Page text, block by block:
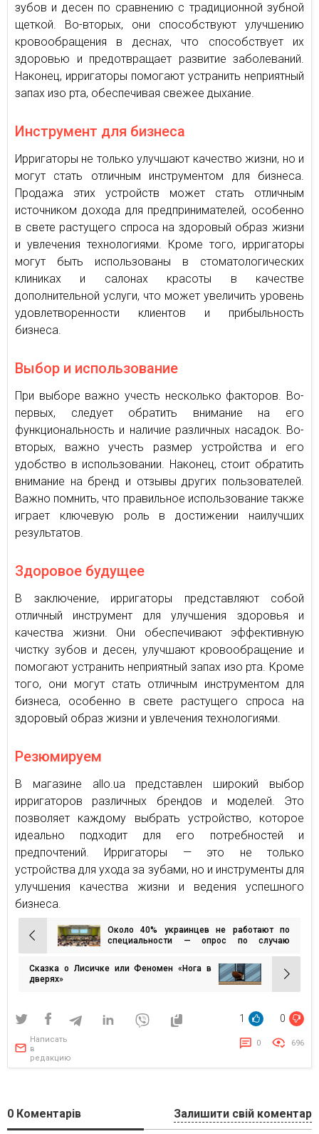
зубов и десен по сравнению с традиционной зубной
щеткой. Во-вторых, они способствуют улучшению
кровообращения в деснах, что способствует их
здоровью и предотвращает развитие заболеваний.
Наконец, ирригаторы помогают устранить неприятный
запах изо рта, обеспечивая свежее дыхание.
Инструмент для бизнеса
Ирригаторы не только улучшают качество жизни, но и
могут стать отличным инструментом для бизнеса.
Продажа этих устройств может стать отличным
источником дохода для предпринимателей, особенно
в свете растущего спроса на здоровый образ жизни
и увлечения технологиями. Кроме того, ирригаторы
могут быть использованы в стоматологических
клиниках и салонах красоты в качестве
дополнительной услуги, что может увеличить уровень
удовлетворенности клиентов и прибыльность
бизнеса.
Выбор и использование
При выборе важно учесть несколько факторов. Во-
первых, следует обратить внимание на его
функциональность и наличие различных насадок. Во-
вторых, важно учесть размер устройства и его
удобство в использовании. Наконец, стоит обратить
внимание на бренд и отзывы других пользователей.
Важно помнить, что правильное использование также
играет ключевую роль в достижении наилучших
результатов.
Здоровое будущее
В заключение, ирригаторы представляют собой
отличный инструмент для улучшения здоровья и
качества жизни. Они обеспечивают эффективную
чистку зубов и десен, улучшают кровообращение и
помогают устранить неприятный запах изо рта. Кроме
того, они могут стать отличным инструментом для
бизнеса, особенно в свете растущего спроса на
здоровый образ жизни и увлечения технологиями.
Резюмируем
В магазине allo.ua представлен широкий выбор
ирригаторов различных брендов и моделей. Это
позволяет каждому выбрать устройство, которое
идеально подходит для его потребностей и
предпочтений. Ирригаторы — это не только
устройства для ухода за зубами, но и инструменты для
улучшения качества жизни и ведения успешного
бизнеса.
Навигация
по
записям
Около 40% украинцев не работают по
специальности — опрос по случаю
Сказка о Лисичке или Феномен «Нога в
дверях»
1 0
Написать
в
редакцию
0 696
0 Коментарів Залишити свій коментар